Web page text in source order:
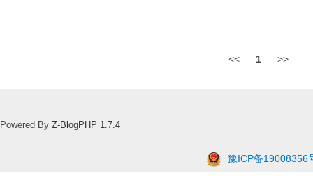
<< 1 >>
Powered By Z-BlogPHP 1.7.4
豫ICP备19008356